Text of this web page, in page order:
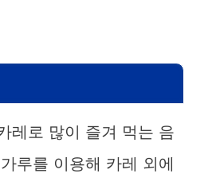
V
d
레로 많이 즐겨 먹는 음
루를 이용해 카레 외에